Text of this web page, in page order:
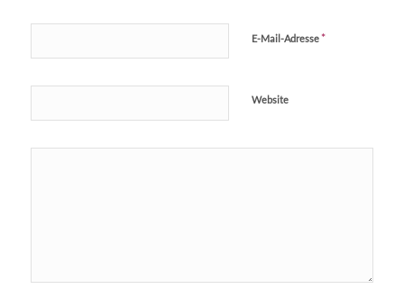
E-Mail-Adresse*
Website